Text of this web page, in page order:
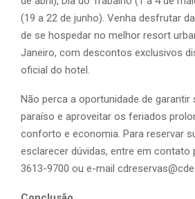
(19 a 22 de junho). Venha desfrutar
de se hospedar no melhor resort
Janeiro, com descontos exclusivos
oficial do hotel.
Não perca a oportunidade de garantir
paraíso e aproveitar os feriados
conforto e economia. Para reservar
esclarecer dúvidas, entre em contato
3613-9700 ou e-mail